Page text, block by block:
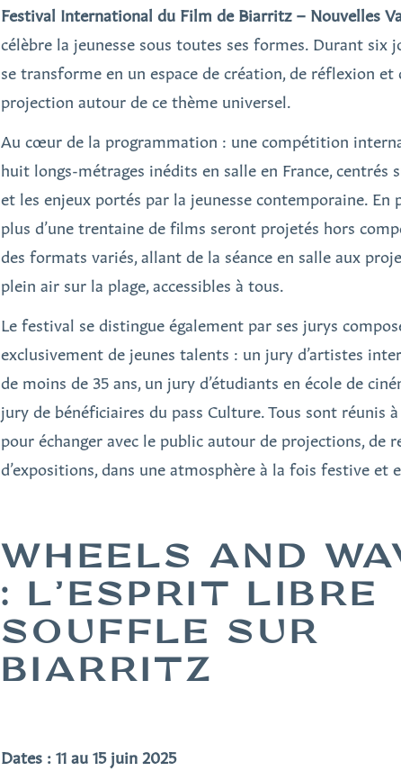
Festival International du Film de Biarritz – Nouvelles
célèbre la jeunesse sous toutes ses formes. Durant six
se transforme en un espace de création, de réflexion et
projection autour de ce thème universel.
Au cœur de la programmation : une compétition
huit longs-métrages inédits en salle en France, centrés
et les enjeux portés par la jeunesse contemporaine. En
plus d’une trentaine de films seront projetés hors
des formats variés, allant de la séance en salle aux
plein air sur la plage, accessibles à tous.
Le festival se distingue également par ses jurys
exclusivement de jeunes talents : un jury d’artistes
de moins de 35 ans, un jury d’étudiants en école de
jury de bénéficiaires du pass Culture. Tous sont réunis
pour échanger avec le public autour de projections, de
d’expositions, dans une atmosphère à la fois festive et
WHEELS AND
: L’ESPRIT LIBRE
SOUFFLE SUR
BIARRITZ
Dates : 11 au 15 juin 2025